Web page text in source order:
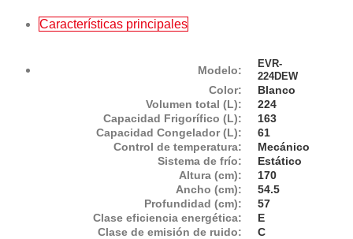
Características principales
Modelo:
EVR-
224DEW
Color:
Blanco
Volumen total (L):
224
Capacidad Frigorífico (L):
163
Capacidad Congelador (L):
61
Control de temperatura:
Mecánico
Sistema de frío:
Estático
Altura (cm):
170
Ancho (cm):
54.5
Profundidad (cm):
57
Clase eficiencia energética:
E
Clase de emisión de ruido:
C